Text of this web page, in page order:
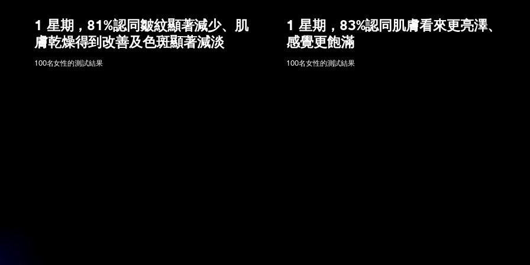
1 星期，81%認同皺紋顯著減少、肌
膚乾燥得到改善及色斑顯著減淡
100名女性的測試結果
1 星期，83%認同肌膚看來更亮澤、
感覺更飽滿
100名女性的測試結果